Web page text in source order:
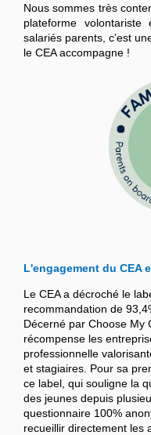
Nous sommes très
plateforme
salariés parents, c’est
le CEA accompagne !
L'engagement du CEA
Le CEA a décroché le
recommandation de
Décerné par Choose My
récompense les
professionnelle
et stagiaires. Pour sa
ce label, qui souligne la
des jeunes depuis
questionnaire 100%
recueillir directement les